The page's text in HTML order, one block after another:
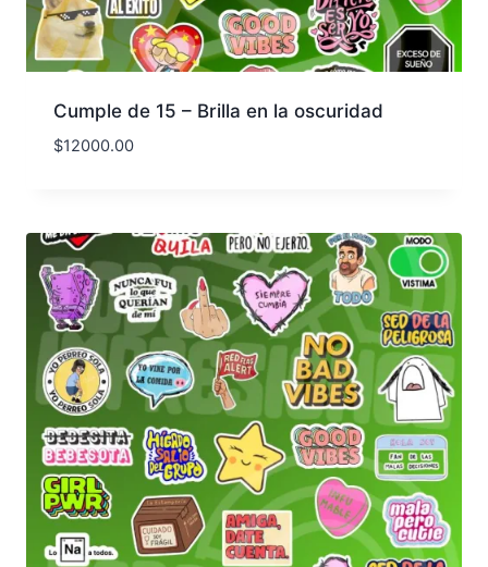
Cumple de 15 – Brilla en la oscuridad
$12000.00